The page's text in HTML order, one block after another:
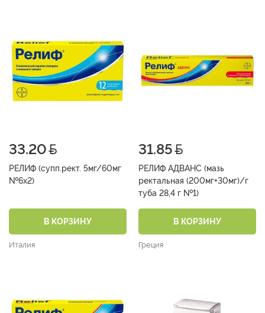
33.20
РЕЛИФ (супп.рект. 5мг/60мг
№6х2)
В КОРЗИНУ
Италия
31.85
РЕЛИФ АДВАНС (мазь
ректальная (200мг+30мг)/г
туба 28,4 г №1)
В КОРЗИНУ
Греция